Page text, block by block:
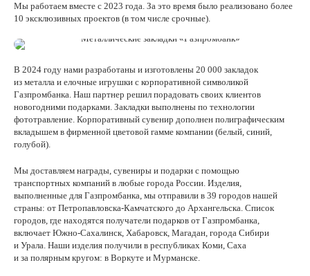
Мы работаем вместе с 2023 года. За это время было реализовано более
10 эксклюзивных проектов (в том числе срочные).
В 2024 году нами разработаны и изготовлены 20 000 закладок
из металла и елочные игрушки с корпоративной символикой
Газпромбанка. Наш партнер решил порадовать своих клиентов
новогодними подарками. Закладки выполнены по технологии
фототравление. Корпоративный сувенир дополнен полиграфическим
вкладышем в фирменной цветовой гамме компании (белый, синий,
голубой).
Мы доставляем награды, сувениры и подарки с помощью
транспортных компаний в любые города России. Изделия,
выполненные для Газпромбанка, мы отправили в 39 городов нашей
страны: от Петропавловска-Камчатского до Архангельска. Список
городов, где находятся получатели подарков от Газпромбанка,
включает Южно-Сахалинск, Хабаровск, Магадан, города Сибири
и Урала. Наши изделия получили в республиках Коми, Саха
и за полярным кругом: в Воркуте и Мурманске.